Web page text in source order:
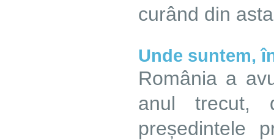
curând din
Unde suntem,
România a
anul trecut,
președintele